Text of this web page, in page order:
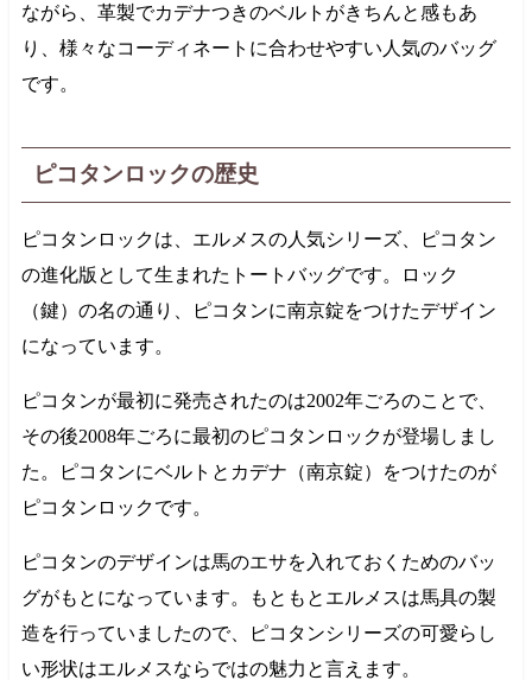
ながら、革製でカデナつきのベルトがきちんと感もあ
り、様々なコーディネートに合わせやすい人気のバッグ
です。
ピコタンロックの歴史
ピコタンロックは、エルメスの人気シリーズ、ピコタン
の進化版として生まれたトートバッグです。ロック
（鍵）の名の通り、ピコタンに南京錠をつけたデザイン
になっています。
ピコタンが最初に発売されたのは2002年ごろのことで、
その後2008年ごろに最初のピコタンロックが登場しまし
た。ピコタンにベルトとカデナ（南京錠）をつけたのが
ピコタンロックです。
ピコタンのデザインは馬のエサを入れておくためのバッ
グがもとになっています。もともとエルメスは馬具の製
造を行っていましたので、ピコタンシリーズの可愛らし
い形状はエルメスならではの魅力と言えます。